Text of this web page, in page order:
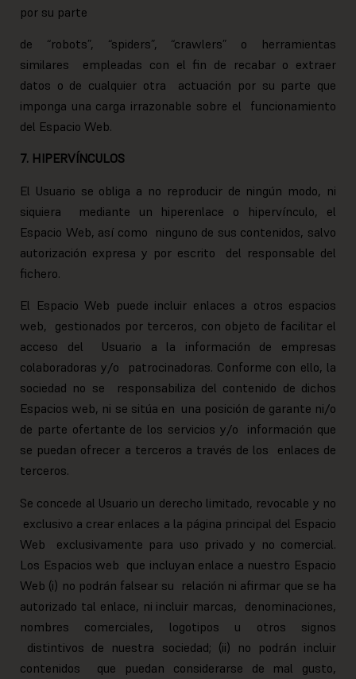
por su parte
de “robots”, “spiders”, “crawlers” o herramientas
similares empleadas con el fin de recabar o extraer
datos o de cualquier otra actuación por su parte que
imponga una carga irrazonable sobre el funcionamiento
del Espacio Web.
7. HIPERVÍNCULOS
El Usuario se obliga a no reproducir de ningún modo, ni
siquiera mediante un hiperenlace o hipervínculo, el
Espacio Web, así como ninguno de sus contenidos, salvo
autorización expresa y por escrito del responsable del
fichero.
El Espacio Web puede incluir enlaces a otros espacios
web, gestionados por terceros, con objeto de facilitar el
acceso del Usuario a la información de empresas
colaboradoras y/o patrocinadoras. Conforme con ello, la
sociedad no se responsabiliza del contenido de dichos
Espacios web, ni se sitúa en una posición de garante ni/o
de parte ofertante de los servicios y/o información que
se puedan ofrecer a terceros a través de los enlaces de
terceros.
Se concede al Usuario un derecho limitado, revocable y no
exclusivo a crear enlaces a la página principal del Espacio
Web exclusivamente para uso privado y no comercial.
Los Espacios web que incluyan enlace a nuestro Espacio
Web (i) no podrán falsear su relación ni afirmar que se ha
autorizado tal enlace, ni incluir marcas, denominaciones,
nombres comerciales, logotipos u otros signos
distintivos de nuestra sociedad; (ii) no podrán incluir
contenidos que puedan considerarse de mal gusto,